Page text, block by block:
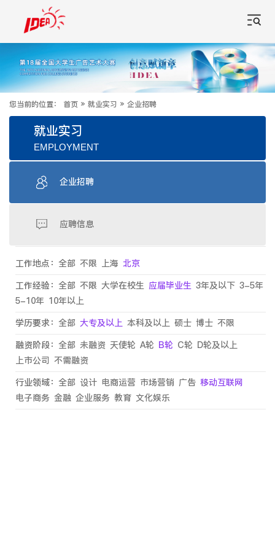
您当前的位置： 首页 » 就业实习 » 企业招聘
就业实习
EMPLOYMENT
企业招聘
应聘信息
工作地点： 全部 不限 上海 北京
工作经验： 全部 不限 大学在校生 应届毕业生 3年及以下 3-5年
5-10年 10年以上
学历要求： 全部 大专及以上 本科及以上 硕士 博士 不限
融资阶段： 全部 未融资 天使轮 A轮 B轮 C轮 D轮及以上
上市公司 不需融资
行业领域： 全部 设计 电商运营 市场营销 广告 移动互联网
电子商务 金融 企业服务 教育 文化娱乐